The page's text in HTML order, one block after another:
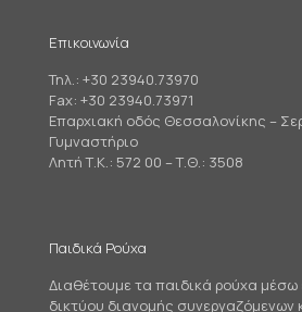
Επικοινωνία
Τηλ.: +30 23940.73970
Fax: +30 23940.73971
Επαρχιακή οδός Θεσσαλονίκης –
Γυμναστήριο
Λητή Τ.Κ.: 572 00 – Τ.Θ.: 3508
Παιδικά Ρούχα
Διαθέτουμε τα παιδικά ρούχα μέσω
δικτύου διανομής